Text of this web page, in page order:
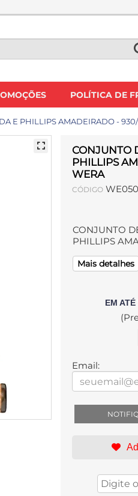
POLÍTICA DE
E PHILLIPS AMADEIRADO -
CONJUNTO
PHILLIPS
WERA
CÓDIGO
CONJUNTO
PHILLIPS
Mais detalhes
EM
Email: